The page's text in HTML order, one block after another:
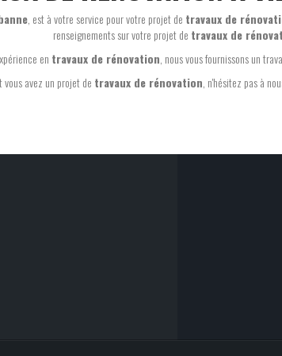
, est à votre service pour votre projet de travaux de
renseignements sur votre projet de travaux de
en travaux de rénovation , nous vous fournissons un
avez un projet de travaux de rénovation , n'hésitez pas à